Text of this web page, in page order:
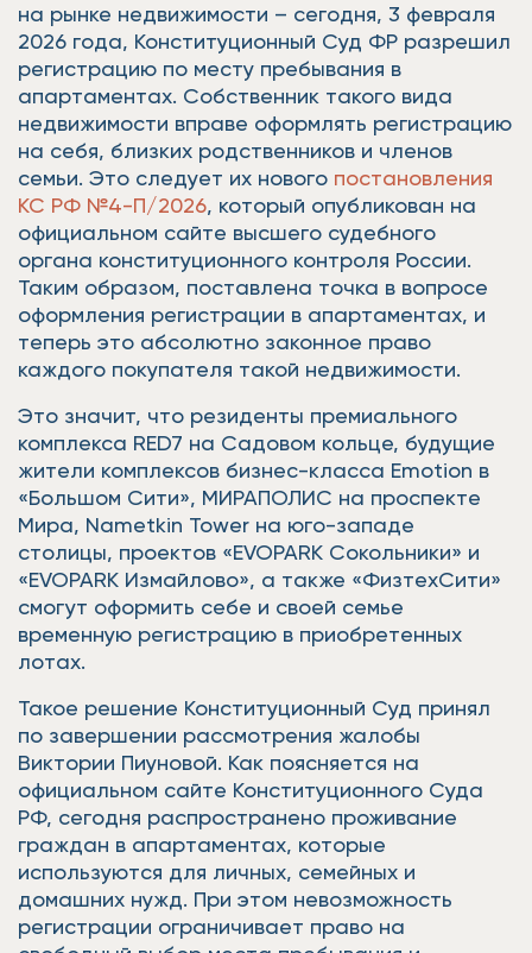
на рынке недвижимости – сегодня, 3 февраля
2026 года, Конституционный Суд ФР разрешил
регистрацию по месту пребывания в
апартаментах. Собственник такого вида
недвижимости вправе оформлять регистрацию
на себя, близких родственников и членов
семьи. Это следует их нового постановления
КС РФ №4-П/2026, который опубликован на
официальном сайте высшего судебного
органа конституционного контроля России.
Таким образом, поставлена точка в вопросе
оформления регистрации в апартаментах, и
теперь это абсолютно законное право
каждого покупателя такой недвижимости.
Это значит, что резиденты премиального
комплекса RED7 на Садовом кольце, будущие
жители комплексов бизнес-класса Emotion в
«Большом Сити», МИРАПОЛИС на проспекте
Мира, Nametkin Tower на юго-западе
столицы, проектов «EVOPARK Сокольники» и
«EVOPARK Измайлово», а также «ФизтехСити»
смогут оформить себе и своей семье
временную регистрацию в приобретенных
лотах.
Такое решение Конституционный Суд принял
по завершении рассмотрения жалобы
Виктории Пиуновой. Как поясняется на
официальном сайте Конституционного Суда
РФ, сегодня распространено проживание
граждан в апартаментах, которые
используются для личных, семейных и
домашних нужд. При этом невозможность
регистрации ограничивает право на